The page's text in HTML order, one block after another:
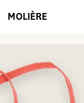
MOLIÈRE